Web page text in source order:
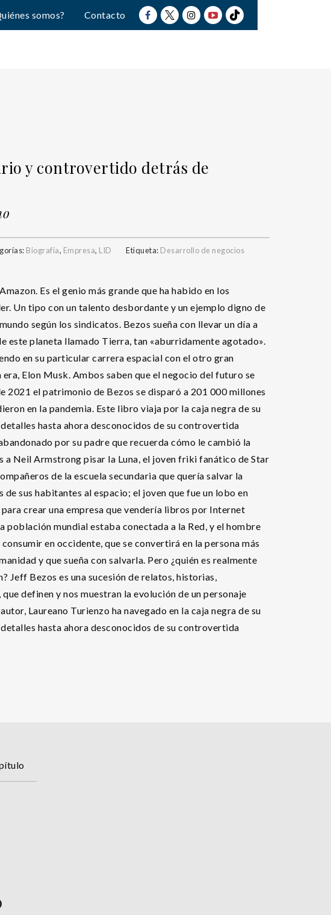
somos? Contacto
y controvertido detrás de
Biografía, Empresa, LID Etiqueta: Desarrollo de negocios
Es el genio más grande que ha habido en los
Un tipo con un talento desbordante y un ejemplo digno de
según los sindicatos. Bezos sueña con llevar un día a
este planeta llamado Tierra, tan «aburridamente agotado».
en su particular carrera espacial con el otro gran
Elon Musk. Ambos saben que el negocio del futuro se
2021 el patrimonio de Bezos se disparó a 201 000 millones
en la pandemia. Este libro viaja por la caja negra de su
hasta ahora desconocidos de su controvertida
por su padre que recuerda cómo le cambió la
a Neil Armstrong pisar la Luna, el joven friki fanático de Star
de la escuela secundaria que quería salvar la
de sus habitantes al espacio; el joven que fue un lobo en
crear una empresa que vendería libros por Internet
población mundial estaba conectada a la Red, y el hombre
en occidente, que se convertirá en la persona más
y que sueña con salvarla. Pero ¿quién es realmente
Jeff Bezos es una sucesión de relatos, historias,
definen y nos muestran la evolución de un personaje
Laureano Turienzo ha navegado en la caja negra de su
hasta ahora desconocidos de su controvertida